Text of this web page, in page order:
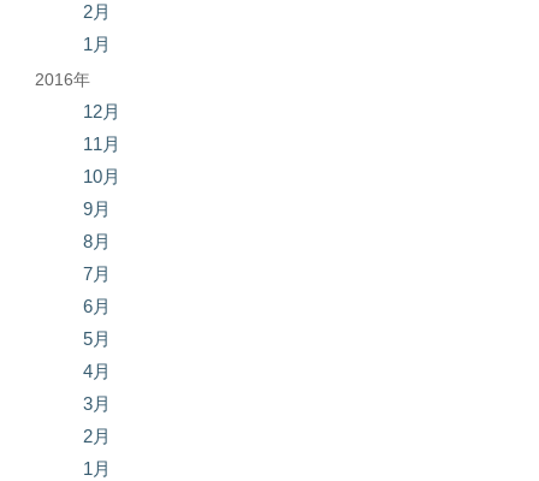
2月
1月
2016年
12月
11月
10月
9月
8月
7月
6月
5月
4月
3月
2月
1月